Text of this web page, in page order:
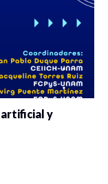
artificial y